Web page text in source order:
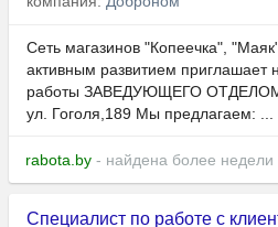
Сеть магазинов "Копеечка",
активным развитием приглашает
работы ЗАВЕДУЮЩЕГО ОТДЕЛОМ
ул. Гоголя,189 Мы предлагаем: ...
rabota.by - найдена более недели
Специалист по работе с